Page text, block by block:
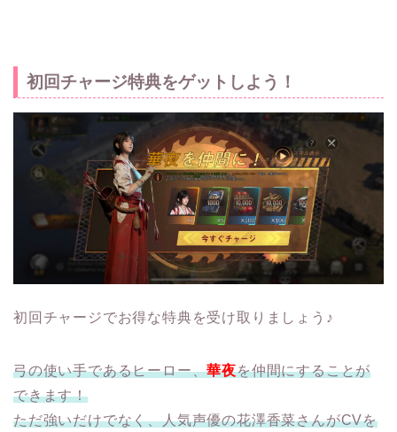
初回チャージ特典をゲットしよう！
初回チャージでお得な特典を受け取りましょう♪
弓の使い手であるヒーロー、華夜を仲間にすることが
できます！
ただ強いだけでなく、人気声優の花澤香菜さんがCVを